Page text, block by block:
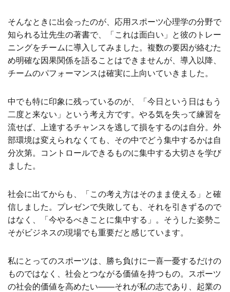
そんなときに出会ったのが、応用スポーツ心理学の分野で
知られる辻先生の著書で、「これは面白い」と彼のトレー
ニングをチームに導入してみました。複数の要因が絡むた
め明確な因果関係を語ることはできませんが、導入以降、
チームのパフォーマンスは確実に上向いていきました。
中でも特に印象に残っているのが、「今日という日はもう
二度と来ない」という考え方です。やる気を失って練習を
流せば、上達するチャンスを逃して損をするのは自分。外
部環境は変えられなくても、その中でどう集中するかは自
分次第。コントロールできるものに集中する大切さを学び
ました。
社会に出てからも、「この考え方はそのまま使える」と確
信しました。プレゼンで失敗しても、それを引きずるので
はなく、「今やるべきことに集中する」。そうした姿勢こ
そがビジネスの現場でも重要だと感じています。
私にとってのスポーツは、勝ち負けに一喜一憂するだけの
ものではなく、社会とつながる価値を持つもの。スポーツ
の社会的価値を高めたい——それが私の志であり、起業の